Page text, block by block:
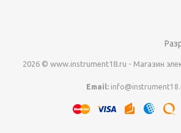
2026 © www.instrument18.ru - Магазин
Email: